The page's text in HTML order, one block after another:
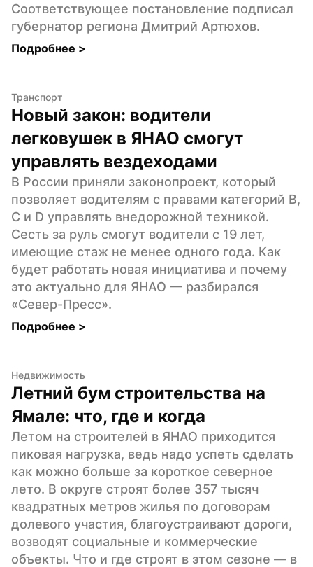
Соответствующее постановление подписал
губернатор региона Дмитрий Артюхов.
Подробнее >
Транспорт
Новый закон: водители
легковушек в ЯНАО смогут
управлять вездеходами
В России приняли законопроект, который
позволяет водителям с правами категорий B,
C и D управлять внедорожной техникой.
Сесть за руль смогут водители с 19 лет,
имеющие стаж не менее одного года. Как
будет работать новая инициатива и почему
это актуально для ЯНАО — разбирался
«Север-Пресс».
Подробнее >
Недвижимость
Летний бум строительства на
Ямале: что, где и когда
Летом на строителей в ЯНАО приходится
пиковая нагрузка, ведь надо успеть сделать
как можно больше за короткое северное
лето. В округе строят более 357 тысяч
квадратных метров жилья по договорам
долевого участия, благоустраивают дороги,
возводят социальные и коммерческие
объекты. Что и где строят в этом сезоне — в